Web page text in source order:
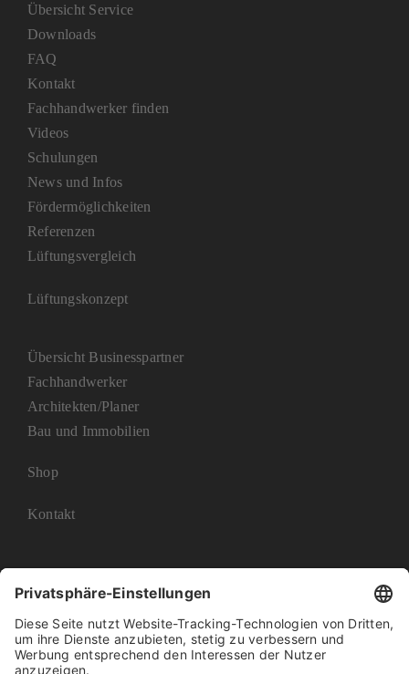
Übersicht Service
Downloads
FAQ
Kontakt
Fachhandwerker finden
Videos
Schulungen
News und Infos
Fördermöglichkeiten
Referenzen
Lüftungsvergleich
Lüftungskonzept
Übersicht Businesspartner
Fachhandwerker
Architekten/Planer
Bau und Immobilien
Shop
Kontakt